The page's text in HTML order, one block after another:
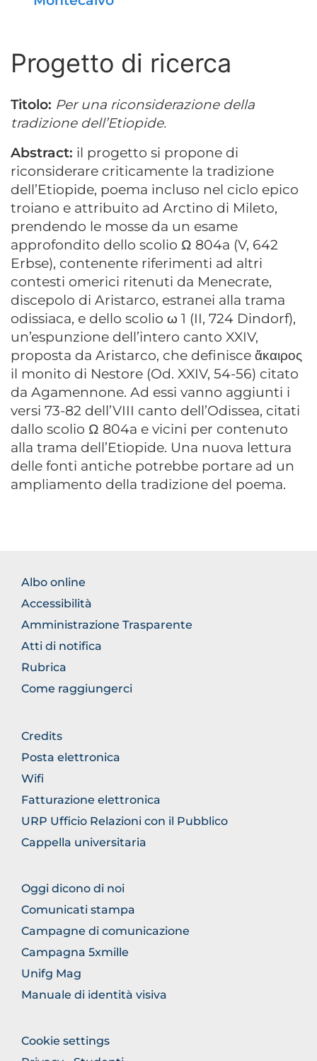
Progetto di ricerca
Titolo: Per una riconsiderazione della
tradizione dell’Etiopide.
Abstract: il progetto si propone di
riconsiderare criticamente la tradizione
dell’Etiopide, poema incluso nel ciclo epico
troiano e attribuito ad Arctino di Mileto,
prendendo le mosse da un esame
approfondito dello scolio Ω 804a (V, 642
Erbse), contenente riferimenti ad altri
contesti omerici ritenuti da Menecrate,
discepolo di Aristarco, estranei alla trama
odissiaca, e dello scolio ω 1 (II, 724 Dindorf),
un’espunzione dell’intero canto XXIV,
proposta da Aristarco, che definisce ἄκαιρος
il monito di Nestore (Od. XXIV, 54-56) citato
da Agamennone. Ad essi vanno aggiunti i
versi 73-82 dell’VIII canto dell’Odissea, citati
dallo scolio Ω 804a e vicini per contenuto
alla trama dell’Etiopide. Una nuova lettura
delle fonti antiche potrebbe portare ad un
ampliamento della tradizione del poema.
FOOTER
NORMATIVA
Albo online
Accessibilità
Amministrazione Trasparente
Atti di notifica
Rubrica
Come raggiungerci
FOOTER
GENERICO
Credits
Posta elettronica
Wifi
Fatturazione elettronica
URP Ufficio Relazioni con il Pubblico
Cappella universitaria
FOOTER
COMUNICAZIONE
Oggi dicono di noi
Comunicati stampa
Campagne di comunicazione
Campagna 5xmille
Unifg Mag
Manuale di identità visiva
FOOTER
COLONNA
Cookie settings